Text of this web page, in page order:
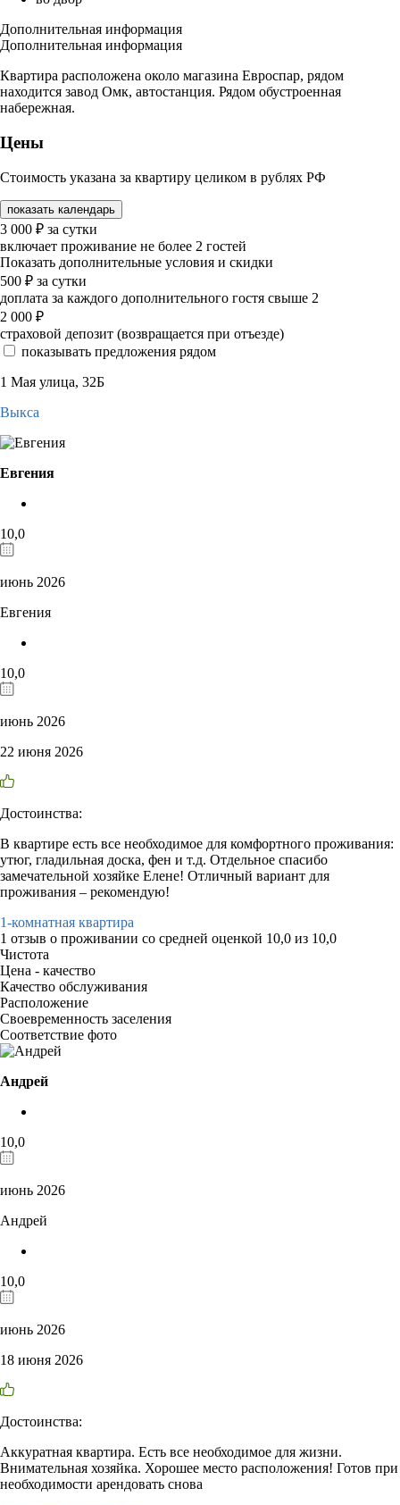
Дополнительная информация
Дополнительная информация
Квартира расположена около магазина Евроспар, рядом
находится завод Омк, автостанция. Рядом обустроенная
набережная.
Цены
Стоимость указана за квартиру целиком в рублях РФ
показать календарь
3 000 ₽ за сутки
включает проживание не более 2 гостей
Показать дополнительные условия и скидки
500 ₽ за сутки
доплата за каждого дополнительного гостя свыше 2
2 000 ₽
страховой депозит (возвращается при отъезде)
показывать предложения рядом
1 Мая улица, 32Б
Выкса
Евгения
10,0
июнь 2026
Евгения
10,0
июнь 2026
22 июня 2026
Достоинства:
В квартире есть все необходимое для комфортного проживания:
утюг, гладильная доска, фен и т.д. Отдельное спасибо
замечательной хозяйке Елене! Отличный вариант для
проживания – рекомендую!
1-комнатная квартира
1 отзыв о проживании со средней оценкой 10,0 из 10,0
Чистота
Цена - качество
Качество обслуживания
Расположение
Своевременность заселения
Соответствие фото
Андрей
10,0
июнь 2026
Андрей
10,0
июнь 2026
18 июня 2026
Достоинства:
Аккуратная квартира. Есть все необходимое для жизни.
Внимательная хозяйка. Хорошее место расположения! Готов при
необходимости арендовать снова